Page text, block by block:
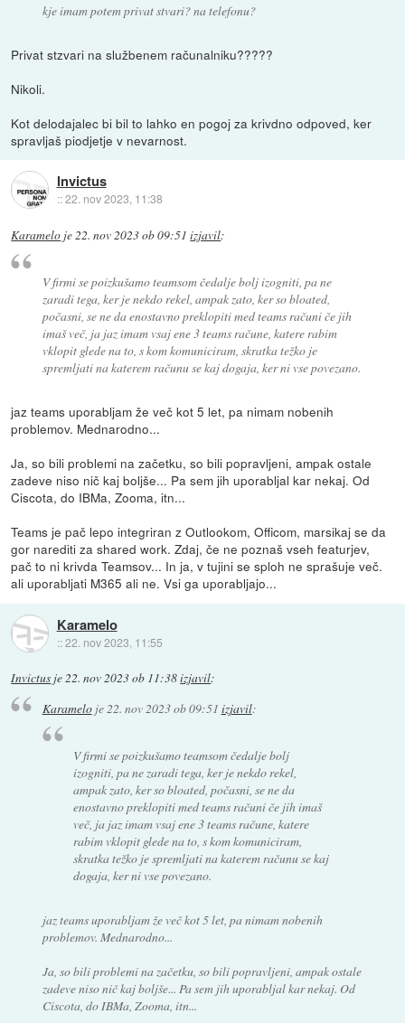
kje imam potem privat stvari? na telefonu?
Privat stzvari na službenem računalniku?????
Nikoli.
Kot delodajalec bi bil to lahko en pogoj za krivdno odpoved, ker
spravljaš piodjetje v nevarnost.
Invictus
::22. nov 2023, 11:38
Karamelo je22. nov 2023 ob 09:51 izjavil:
V firmi se poizkušamo teamsom čedalje bolj izogniti, pa ne
zaradi tega, ker je nekdo rekel, ampak zato, ker so bloated,
počasni, se ne da enostavno preklopiti med teams računi če jih
imaš več, ja jaz imam vsaj ene 3 teams račune, katere rabim
vklopit glede na to, s kom komuniciram, skratka težko je
spremljati na katerem računu se kaj dogaja, ker ni vse povezano.
jaz teams uporabljam že več kot 5 let, pa nimam nobenih
problemov. Mednarodno...
Ja, so bili problemi na začetku, so bili popravljeni, ampak ostale
zadeve niso nič kaj boljše... Pa sem jih uporabljal kar nekaj. Od
Ciscota, do IBMa, Zooma, itn...
Teams je pač lepo integriran z Outlookom, Officom, marsikaj se da
gor narediti za shared work. Zdaj, če ne poznaš vseh featurjev,
pač to ni krivda Teamsov... In ja, v tujini se sploh ne sprašuje več.
ali uporabljati M365 ali ne. Vsi ga uporabljajo...
Karamelo
::22. nov 2023, 11:55
Invictus je22. nov 2023 ob 11:38izjavil:
Karameloje22. nov 2023 ob 09:51 izjavil:
V firmi se poizkušamo teamsom čedalje bolj
izogniti, pa ne zaradi tega, ker je nekdo rekel,
ampak zato, ker so bloated, počasni, se ne da
enostavno preklopiti med teams računi če jih imaš
več, ja jaz imam vsaj ene 3 teams račune, katere
rabim vklopit glede na to, s kom komuniciram,
skratka težko je spremljati na katerem računu se kaj
dogaja, ker ni vse povezano.
jaz teams uporabljam že več kot 5 let, pa nimam nobenih
problemov. Mednarodno...
Ja, so bili problemi na začetku, so bili popravljeni, ampak ostale
zadeve niso nič kaj boljše... Pa sem jih uporabljal kar nekaj. Od
Ciscota, do IBMa, Zooma, itn...